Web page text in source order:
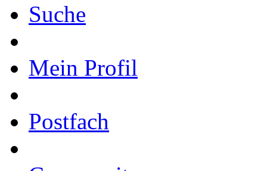
Suche
Mein Profil
Postfach